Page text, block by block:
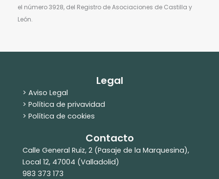
el número 3928, del Registro de Asociaciones de Castilla y
León.
Legal
> Aviso Legal
> Política de privavidad
> Política de cookies
Contacto
Calle General Ruiz, 2 (Pasaje de la Marquesina),
Local 12, 47004 (Valladolid)
983 373 173